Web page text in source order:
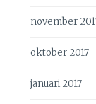
november
oktober 2017
januari 2017